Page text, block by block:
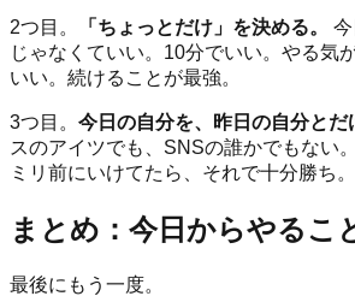
2つ目。 「ちょっとだけ」を決める。
じゃなくていい。10分でいい。やる気
いい。続けることが最強。
3つ目。 今日の自分を、昨日の自分とだ
スのアイツでも、SNSの誰かでもない
ミリ前にいけてたら、それで十分勝ち。
まとめ：今日からやるこ
最後にもう一度。